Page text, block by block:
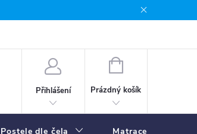
Přihlášení
NÁKUPNÍ
Prázdný košík
Postele dle čela Matrace